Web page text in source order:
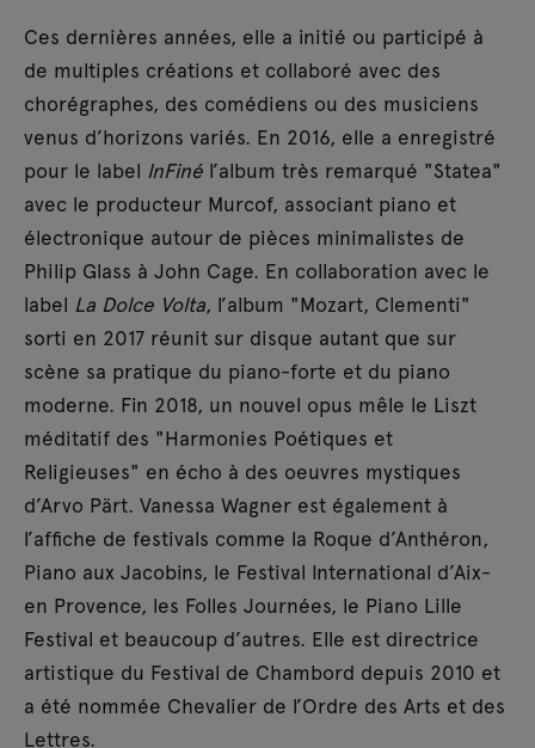
Ces dernières années, elle a initié ou participé à
de multiples créations et collaboré avec des
chorégraphes, des comédiens ou des musiciens
venus d’horizons variés. En 2016, elle a enregistré
pour le label InFiné l’album très remarqué "Statea"
avec le producteur Murcof, associant piano et
électronique autour de pièces minimalistes de
Philip Glass à John Cage. En collaboration avec le
label La Dolce Volta, l’album "Mozart, Clementi"
sorti en 2017 réunit sur disque autant que sur
scène sa pratique du piano-forte et du piano
moderne. Fin 2018, un nouvel opus mêle le Liszt
méditatif des "Harmonies Poétiques et
Religieuses" en écho à des oeuvres mystiques
d’Arvo Pärt. Vanessa Wagner est également à
l’affiche de festivals comme la Roque d’Anthéron,
Piano aux Jacobins, le Festival International d’Aix-
en Provence, les Folles Journées, le Piano Lille
Festival et beaucoup d’autres. Elle est directrice
artistique du Festival de Chambord depuis 2010 et
a été nommée Chevalier de l’Ordre des Arts et des
Lettres.